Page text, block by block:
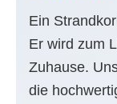
Ein
Er wird zum
Zuhause.
die